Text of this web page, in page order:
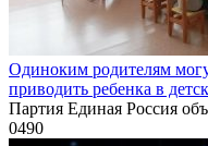
Одиноким родителям
приводить ребенка в
Партия Единая Россия
0490